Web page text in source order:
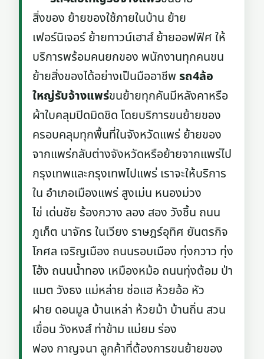
สิ่งของ ย้ายของใช้ภายในบ้าน ย้าย
เฟอร์นิเจอร์ ย้ายทาวน์เฮาส์ ย้ายออฟฟิศ ให้
บริการพร้อมคนยกของ พนักงานทุกคนขน
ย้ายสิ่งของได้อย่างเป็นมืออาชีพรถ4ล้อ
ใหญ่รับจ้างแพร่ขนย้ายทุกคันมีหลังคาหรือ
ผ้าใบคลุมปิดมิดชิด โดยบริการขนย้ายของ
ครอบคลุมทุกพื้นที่ในจังหวัดแพร่ ย้ายของ
จากแพร่กลับต่างจังหวัดหรือย้ายจากแพร่ไป
กรุงเทพและกรุงเทพไปแพร่ เราจะให้บริการ
ใน อำเภอเมืองแพร่ สูงเม่น หนองม่วง
ไข่ เด่นชัย ร้องกวาง ลอง สอง วังชิ้น ถนน
ภูเก็ต นาจักร ในเวียง ราษฎร์อุทิศ ยันตรกิจ
โกศล เจริญเมือง ถนนรอบเมือง ทุ่งกวาว ทุ่ง
โฮ้ง ถนนน้ำทอง เหมืองหม้อ ถนนทุ่งต้อม ป่า
แมต วังธง แม่หล่าย ช่อแฮ ห้วยอ้อ หัว
ฝาย ดอนมูล บ้านเหล่า ห้วยม้า บ้านถิ่น สวน
เขื่อน วังหงส์ ท่าข้าม แม่ยม ร่อง
ฟอง กาญจนา ลูกค้าที่ต้องการขนย้ายของ